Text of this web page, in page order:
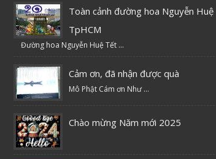
Toàn cảnh đường hoa Nguyễn Huệ
TpHCM
Đường hoa Nguyễn Huệ Tết ...
Cảm ơn, đã nhận được quà
Mô Phật Cám ơn Như ...
Chào mừng Năm mới 2025